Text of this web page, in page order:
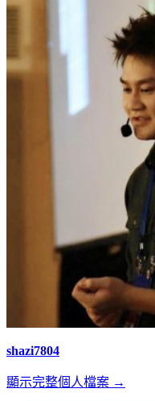
shazi7804
顯示完整個人檔案 →